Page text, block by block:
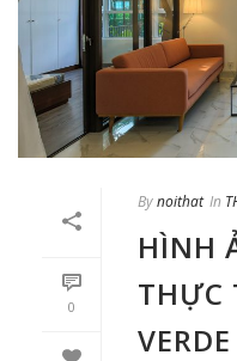
0
Bynoithat In
HÌNH
THỰC